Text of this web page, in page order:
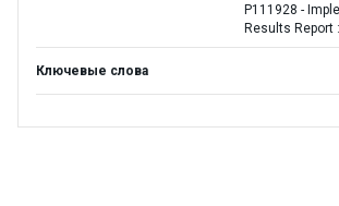
P111928 -
Results Report
Ключевые слова